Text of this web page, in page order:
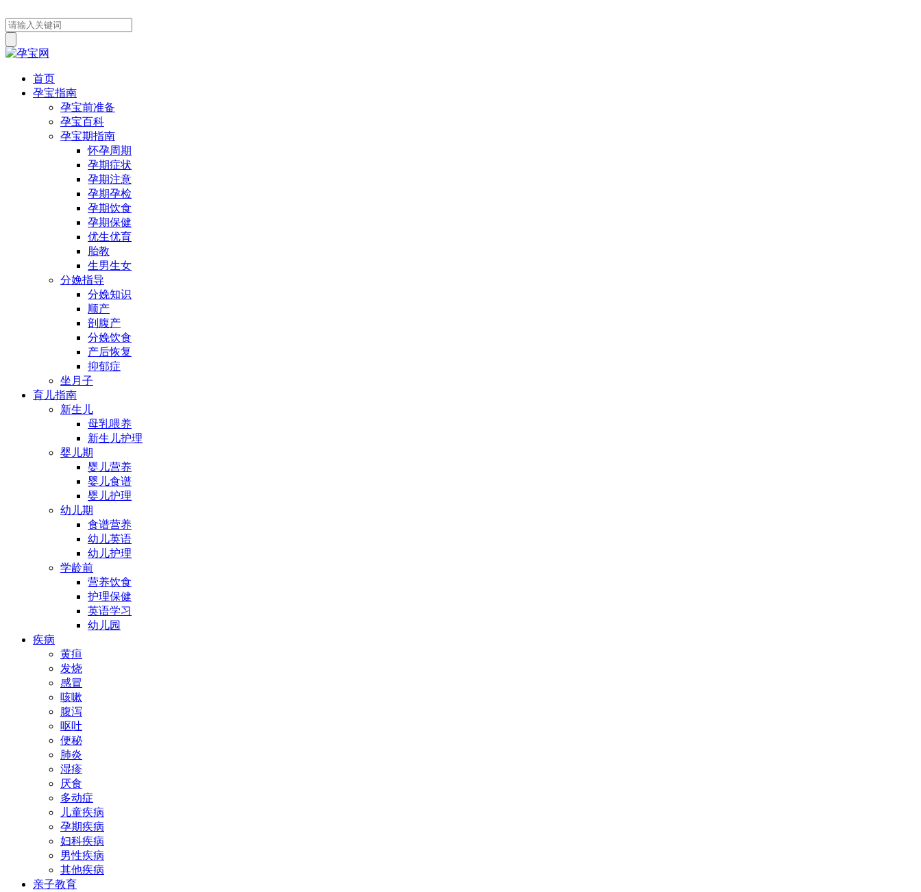
首页
孕宝指南
孕宝前准备
孕宝百科
孕宝期指南
怀孕周期
孕期症状
孕期注意
孕期孕检
孕期饮食
孕期保健
优生优育
胎教
生男生女
分娩指导
分娩知识
顺产
剖腹产
分娩饮食
产后恢复
抑郁症
坐月子
育儿指南
新生儿
母乳喂养
新生儿护理
婴儿期
婴儿营养
婴儿食谱
婴儿护理
幼儿期
食谱营养
幼儿英语
幼儿护理
学龄前
营养饮食
护理保健
英语学习
幼儿园
疾病
黄疸
发烧
感冒
咳嗽
腹泻
呕吐
便秘
肺炎
湿疹
厌食
多动症
儿童疾病
孕期疾病
妇科疾病
男性疾病
其他疾病
亲子教育